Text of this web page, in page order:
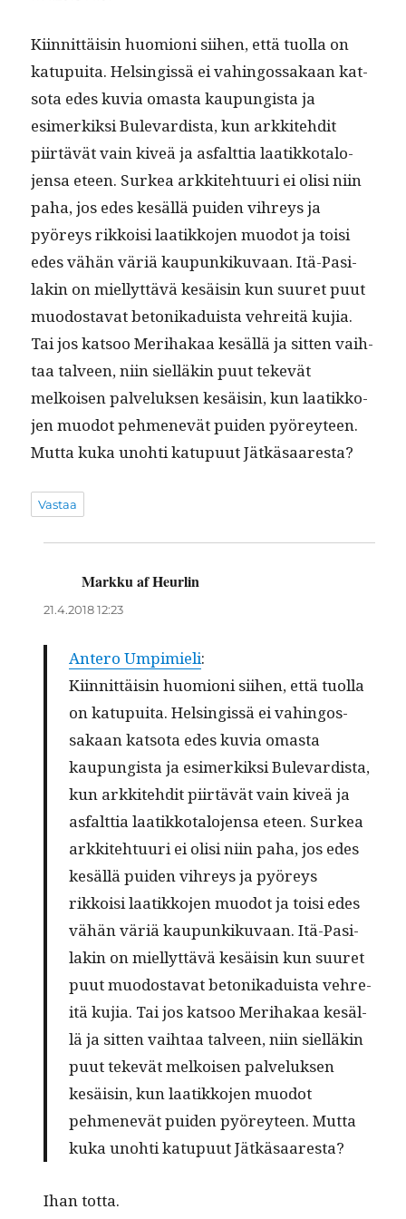
Kiin­nit­täisin huomioni siihen, että tuol­la on
katupui­ta. Helsingis­sä ei vahin­gos­sakaan kat­
so­ta edes kuvia omas­ta kaupungista ja
esimerkik­si Bule­vardista, kun arkkite­hdit
piirtävät vain kiveä ja asfalt­tia laatikko­talo­
jen­sa eteen. Surkea arkkite­htu­uri ei olisi niin
paha, jos edes kesäl­lä puiden vihreys ja
pyöreys rikkoisi laatikko­jen muodot ja toisi
edes vähän väriä kaupunkiku­vaan. Itä-Pasi­
lakin on miel­lyt­tävä kesäisin kun suuret puut
muo­dosta­vat betonikaduista vehre­itä kujia.
Tai jos kat­soo Mer­i­hakaa kesäl­lä ja sit­ten vai­h­
taa talveen, niin siel­läkin puut tekevät
melkoisen palveluk­sen kesäisin, kun laatikko­
jen muodot pehmenevät puiden pyörey­teen.
Mut­ta kuka uno­hti katupu­ut Jätkäsaaresta?
Vastaa
Markku af Heurlin
21.4.2018 12:23
Antero Umpimieli:
Kiin­nit­täisin huomioni siihen, että tuol­la
on katupui­ta. Helsingis­sä ei vahin­gos­
sakaan kat­so­ta edes kuvia omas­ta
kaupungista ja esimerkik­si Bule­vardista,
kun arkkite­hdit piirtävät vain kiveä ja
asfalt­tia laatikko­talo­jen­sa eteen. Surkea
arkkite­htu­uri ei olisi niin paha, jos edes
kesäl­lä puiden vihreys ja pyöreys
rikkoisi laatikko­jen muodot ja toisi edes
vähän väriä kaupunkiku­vaan. Itä-Pasi­
lakin on miel­lyt­tävä kesäisin kun suuret
puut muo­dosta­vat betonikaduista vehre­
itä kujia. Tai jos kat­soo Mer­i­hakaa kesäl­
lä ja sit­ten vai­h­taa talveen, niin siel­läkin
puut tekevät melkoisen palveluk­sen
kesäisin, kun laatikko­jen muodot
pehmenevät puiden pyörey­teen. Mut­ta
kuka uno­hti katupu­ut Jätkäsaaresta?
Ihan tot­ta.